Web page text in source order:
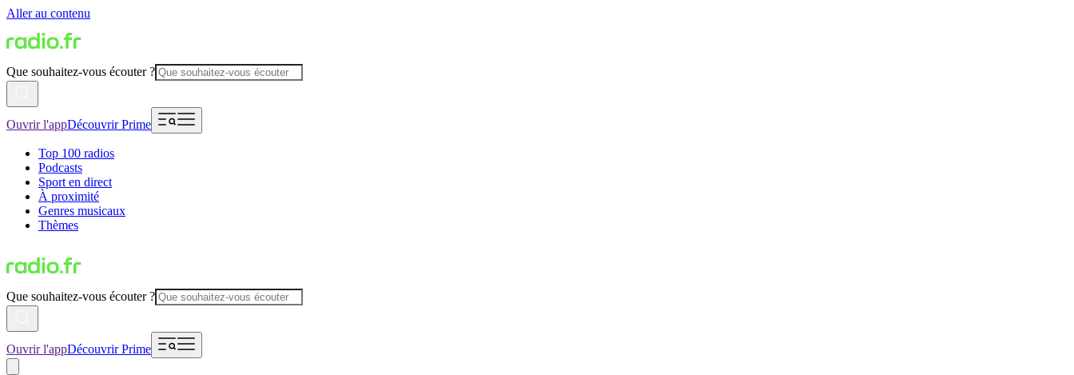
Aller au contenu
Que souhaitez-vous écouter ?
Ouvrir l'appDécouvrir Prime
Top 100 radios
Podcasts
Sport en direct
À proximité
Genres musicaux
Thèmes
Que souhaitez-vous écouter ?
Ouvrir l'appDécouvrir Prime